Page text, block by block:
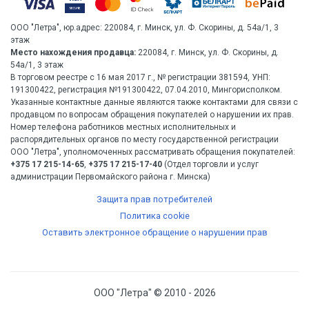
ООО "Летра", юр.адрес: 220084, г. Минск, ул. Ф. Скорины, д. 54а/1, 3
этаж
Место нахождения продавца: 220084, г. Минск, ул. Ф. Скорины, д.
54а/1, 3 этаж
В торговом реестре с 16 мая 2017 г., № регистрации 381594, УНП:
191300422, регистрация №191300422, 07.04.2010, Мингорисполком.
Указанные контактные данные являются также контактами для связи с
продавцом по вопросам обращения покупателей о нарушении их прав.
Номер телефона работников местных исполнительных и
распорядительных органов по месту государственной регистрации
ООО "Летра", уполномоченных рассматривать обращения покупателей:
+375 17 215-14-65, +375 17 215-17-40 (Отдел торговли и услуг
администрации Первомайского района г. Минска)
Защита прав потребителей
Политика cookie
Оставить электронное обращение о нарушении прав
ООО "Летра" © 2010 - 2026